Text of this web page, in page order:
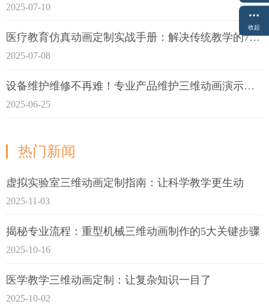
2025-07-10
医疗教育仿真动画定制实战手册：解决传统教学的7大痛点
2025-07-08
设备维护维修不再难！专业产品维护三维动画演示定制指南
2025-06-25
热门新闻
虚拟实验室三维动画定制指南：让科学教学更生动
2025-11-03
揭秘专业流程：重型机械三维动画制作的5大关键步骤
2025-10-16
医学教学三维动画定制：让复杂知识一目了
2025-10-02
收起